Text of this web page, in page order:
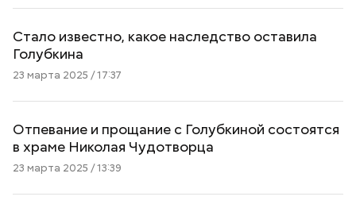
Стало известно, какое наследство оставила
Голубкина
23 марта 2025 / 17:37
Отпевание и прощание с Голубкиной состоятся
в храме Николая Чудотворца
23 марта 2025 / 13:39